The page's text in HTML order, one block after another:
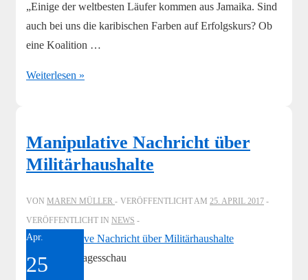
„Einige der weltbesten Läufer kommen aus Jamaika. Sind
auch bei uns die karibischen Farben auf Erfolgskurs? Ob
eine Koalition …
Sitzfleisch-
Tagesschau
dient
als
Instrument
Weiterlesen »
Manipulative Nachricht über
Militärhaushalte
VON MAREN MÜLLER VERÖFFENTLICHT AM 25. APRIL 2017
VERÖFFENTLICHT IN NEWS
Apr.
25
Screenshot Tagesschau